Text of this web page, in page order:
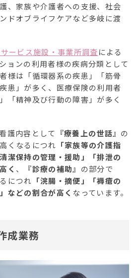
、家族や介護者への支援、社会
ドオブライフケアなど多岐に渡
ービス施設・事業所調査による
ョンの利用者様の疾病分類として
様は「循環器系の疾患」「筋骨
患」が多く、医療保険の利用者
「精神及び行動の障害」が多く
護内容として 『療養上の世話』 の
くなるにつれ 「家族等の介護指
潔保持の管理・援助」「排泄の
く 、 『診療の補助』 の部分で
につれ 「浣腸・摘便」「褥瘡の
などの割合が高く なっています。
成業務